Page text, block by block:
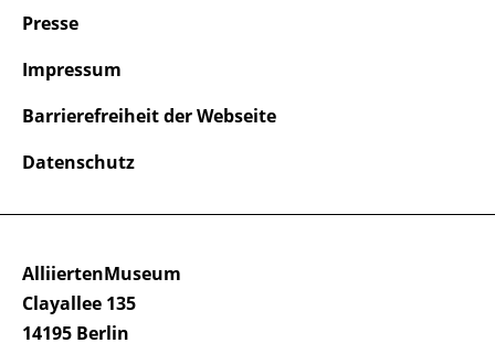
AlliiertenMuseum
Clayallee 135
14195 Berlin
Presse
Impressum
Barrierefreiheit der Webseite
Datenschutz